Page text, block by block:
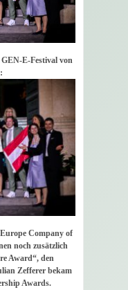
E-Festival von
Company of
noch zusätzlich
Award“, den
Zefferer bekam
Awards.